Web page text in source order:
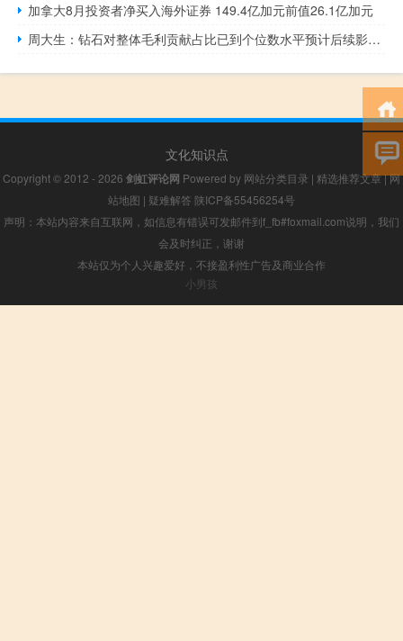
加拿大8月投资者净买入海外证券 149.4亿加元前值26.1亿加元
周大生：钻石对整体毛利贡献占比已到个位数水平预计后续影响会逐步减弱
文化知识点
Copyright © 2012 - 2026 剑虹评论网 Powered by 网站分类目录 | 精选推荐文章|网
站地图 | 疑难解答 陕ICP备55456254号
声明：本站内容来自互联网，如信息有错误可发邮件到f_fb#foxmail.com说明，我们
会及时纠正，谢谢
本站仅为个人兴趣爱好，不接盈利性广告及商业合作
小男孩